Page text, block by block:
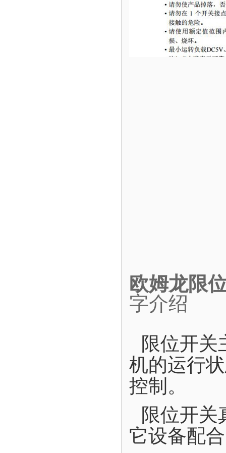
欧姆龙限
字介绍
限位开关
机的运行
控制。
限位开关
它设备配